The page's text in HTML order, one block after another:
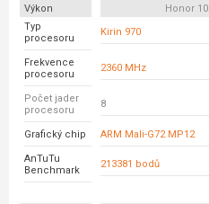
Výkon Honor 10
Typ
procesoru
Kirin 970
Frekvence
procesoru
2360 MHz
Počet jader
procesoru
8
Grafický chip ARM Mali-G72 MP12
AnTuTu
Benchmark
213381 bodů